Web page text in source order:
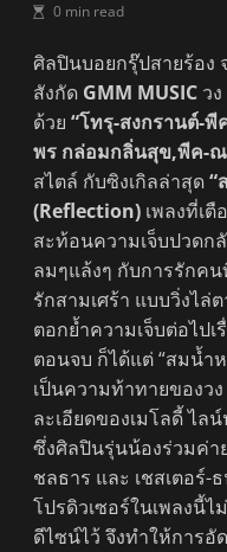
0 min read
ศิลปินบอยกรุ๊ปสายร้อง
สังกัด GMM MUSIC วง
ด้วย “โทรุ-สงกรานต์-พี
พร กล่อมกลิ่นสุข,พีค-ณ
สไตล์ กับซิงเกิลล่าสุด“
(Reflection) เพลงที่เ
สะท้อนความเจ็บปวดก
ลมๆแล้งๆ กับการรักค
รักสามเศร้า แบบวิ่งไล่
ตอกย้ำความเจ็บต่อไปเ
ตอนจบ ก็ได้แต่ “สมน้ำ
เป็นความท้าทายของวง
ละเอียดของเมโลดี้ ไล
ซึ่งศิลปินรุ่นน้องร่วมค่าย
ชลธาร และ เชสเตอร์
โปรดิวเซอร์ในเพลงนี้
ดีไซน์ไว้ จึงทำให้การอั